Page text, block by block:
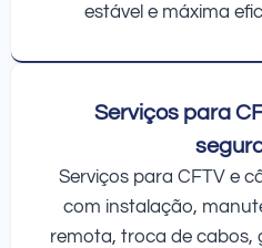
estável e máxima
Serviços para
Serviços para CFTV e
com instalação,
remota, troca de cabos,